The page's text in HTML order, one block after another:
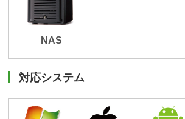
NAS
対応システム